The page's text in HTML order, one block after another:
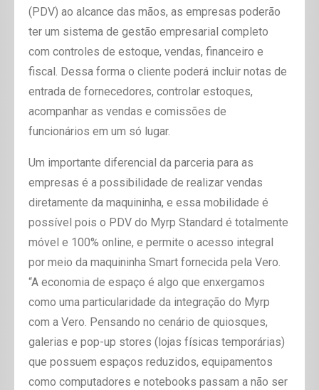
(PDV) ao alcance das mãos, as empresas poderão
ter um sistema de gestão empresarial completo
com controles de estoque, vendas, financeiro e
fiscal. Dessa forma o cliente poderá incluir notas de
entrada de fornecedores, controlar estoques,
acompanhar as vendas e comissões de
funcionários em um só lugar.
Um importante diferencial da parceria para as
empresas é a possibilidade de realizar vendas
diretamente da maquininha, e essa mobilidade é
possível pois o PDV do Myrp Standard é totalmente
móvel e 100% online, e permite o acesso integral
por meio da maquininha Smart fornecida pela Vero.
“A economia de espaço é algo que enxergamos
como uma particularidade da integração do Myrp
com a Vero. Pensando no cenário de quiosques,
galerias e pop-up stores (lojas físicas temporárias)
que possuem espaços reduzidos, equipamentos
como computadores e notebooks passam a não ser